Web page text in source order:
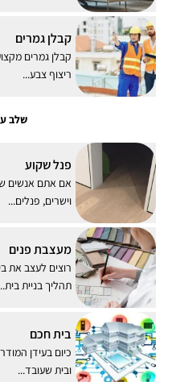
קבלן גמרים
קבלן גמרים
ריצוף צבע...
שלב
פנל שקוע
אם אתם אנשים
וישרים, פנלים...
מעצבת פנים
רוצים לעצב את
תהליך בניית
בית חכם
כיום בעידן
ובית שעובד...